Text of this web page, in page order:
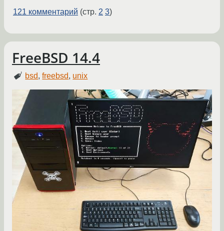
121 комментарий (стр. 2 3)
FreeBSD 14.4
bsd,freebsd, unix